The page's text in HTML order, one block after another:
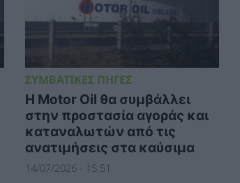
ΣΥΜΒΑΤΙΚΕΣ ΠΗΓΕΣ
Η Motor Oil θα συμβάλλει
στην προστασία αγοράς και
καταναλωτών από τις
ανατιμήσεις στα καύσιμα
14/07/2026 - 15:51